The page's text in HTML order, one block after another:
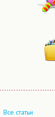
Все статьи